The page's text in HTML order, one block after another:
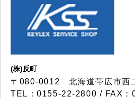
(株)反町
〒080-0012 北海道帯広市西
TEL：0155-22-2800 / FAX